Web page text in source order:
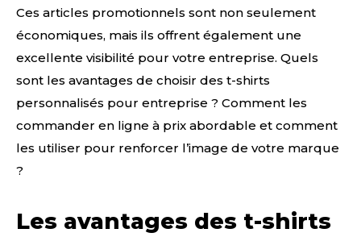
Ces articles promotionnels sont non seulement
économiques, mais ils offrent également une
excellente visibilité pour votre entreprise. Quels
sont les avantages de choisir des t-shirts
personnalisés pour entreprise ? Comment les
commander en ligne à prix abordable et comment
les utiliser pour renforcer l’image de votre marque
?
Les avantages des t-shirts